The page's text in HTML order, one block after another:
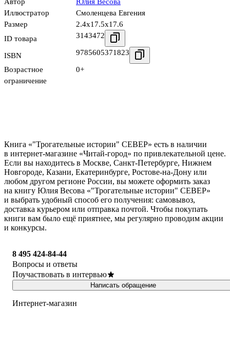
Автор
Юлия Весова
Иллюстратор
Смоленцева Евгения
Размер
2.4x17.5x17.6
ID товара
3143472
ISBN 9785605371823
Возрастное
ограничение
0+
Книга «"Трогательные истории" СЕВЕР» есть в наличии
в интернет-магазине «Читай-город» по привлекательной цене.
Если вы находитесь в Москве, Санкт-Петербурге, Нижнем
Новгороде, Казани, Екатеринбурге, Ростове-на-Дону или
любом другом регионе России, вы можете оформить заказ
на книгу Юлия Весова «"Трогательные истории" СЕВЕР»
и выбрать удобный способ его получения: самовывоз,
доставка курьером или отправка почтой. Чтобы покупать
книги вам было ещё приятнее, мы регулярно проводим акции
и конкурсы.
8 495 424-84-44
Вопросы и ответы
Поучаствовать в интервью
Написать обращение
Интернет-магазин